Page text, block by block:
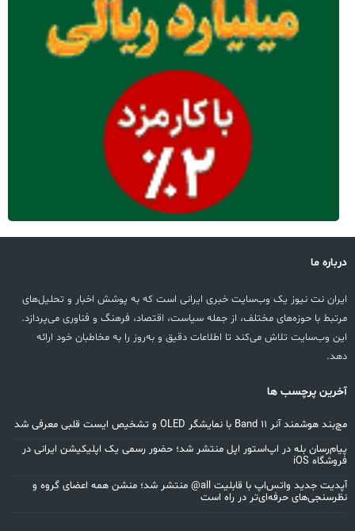
درباره ما
ایران نت نیوز یک وب‌سایت خبری ایرانی است که به پوشش اخبار و تحلیل‌های
مرتبط با حوزه‌های مختلف، از جمله سیاست، اقتصاد، فرهنگ و فناوری می‌پردازد.
این وب‌سایت تلاش می‌کند تا اطلاعات دقیق و به‌روز را به مخاطبان خود ارائه
دهد.
آخرین پرچسب ها
مچ‌بند هوشمند آنر Band 11 با نمایشگر OLED و تشخیص ایست قلبی معرفی شد
پیام‌رسان بله در اپ‌استور اپل منتشر شد؛ حضور رسمی یک اپلیکیشن ایرانی در
فروشگاه iOS
آپدیت جدید واتس‌اپ با قابلیت all@ منتشر شد؛ منشن همه اعضای گروه و
نظرسنجی‌های حرفه‌ای‌تر در راه است